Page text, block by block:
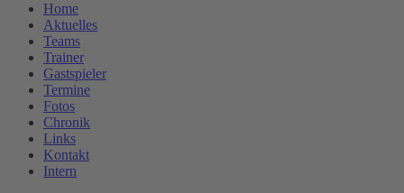
Home
Aktuelles
Teams
Trainer
Gastspieler
Termine
Fotos
Chronik
Links
Kontakt
Intern